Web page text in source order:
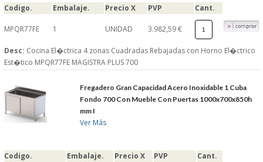
BLOG
FACEBOOK
TWITTER
Codigo. Embalaje. Precio X PVP Cant.
MPQR77FE 1 UNIDAD 3.982,59 €
Desc: Cocina El�ctrica 4 zonas Cuadradas Rebajadas con Horno El�ctrico
Est�tico MPQR77FE MAGISTRA PLUS 700
Fregadero Gran Capacidad Acero Inoxidable 1 Cuba
Fondo 700 Con Mueble Con Puertas 1000x700x850h
mm I
Ver Más
Codigo. Embalaje. Precio X PVP Cant.